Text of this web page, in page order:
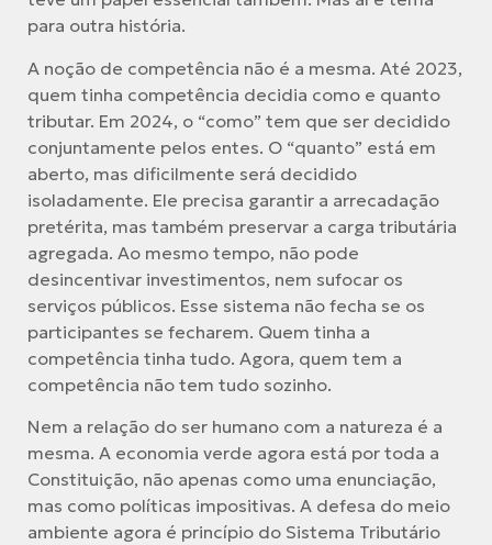
para outra história.
A noção de competência não é a mesma. Até 2023,
quem tinha competência decidia como e quanto
tributar. Em 2024, o “como” tem que ser decidido
conjuntamente pelos entes. O “quanto” está em
aberto, mas dificilmente será decidido
isoladamente. Ele precisa garantir a arrecadação
pretérita, mas também preservar a carga tributária
agregada. Ao mesmo tempo, não pode
desincentivar investimentos, nem sufocar os
serviços públicos. Esse sistema não fecha se os
participantes se fecharem. Quem tinha a
competência tinha tudo. Agora, quem tem a
competência não tem tudo sozinho.
Nem a relação do ser humano com a natureza é a
mesma. A economia verde agora está por toda a
Constituição, não apenas como uma enunciação,
mas como políticas impositivas. A defesa do meio
ambiente agora é princípio do Sistema Tributário